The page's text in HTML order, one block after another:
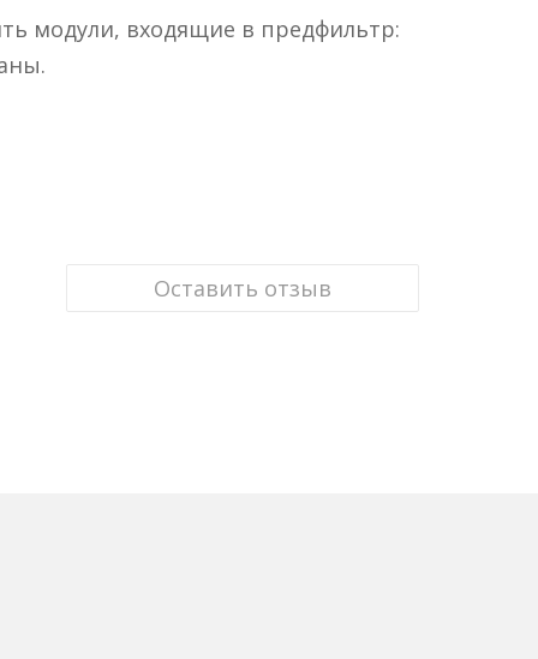
модули, входящие в предфильтр:
Оставить отзыв